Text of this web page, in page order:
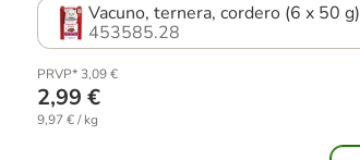
Vacuno, ternera, cordero (6 x 50 g)
453585.28
PRVP* 3,09 €
2,99 €
9,97 € / kg